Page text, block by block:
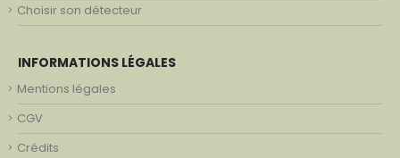
Choisir son détecteur
INFORMATIONS LÉGALES
Mentions légales
CGV
Crédits